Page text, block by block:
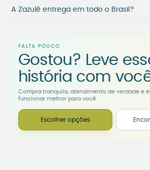
A Zazulê entrega em todo o Brasil?
FALTA POUCO
Gostou? Leve
história com
Compra tranquila, atendimento de verdade e
funcionar melhor para você.
Escolher opções